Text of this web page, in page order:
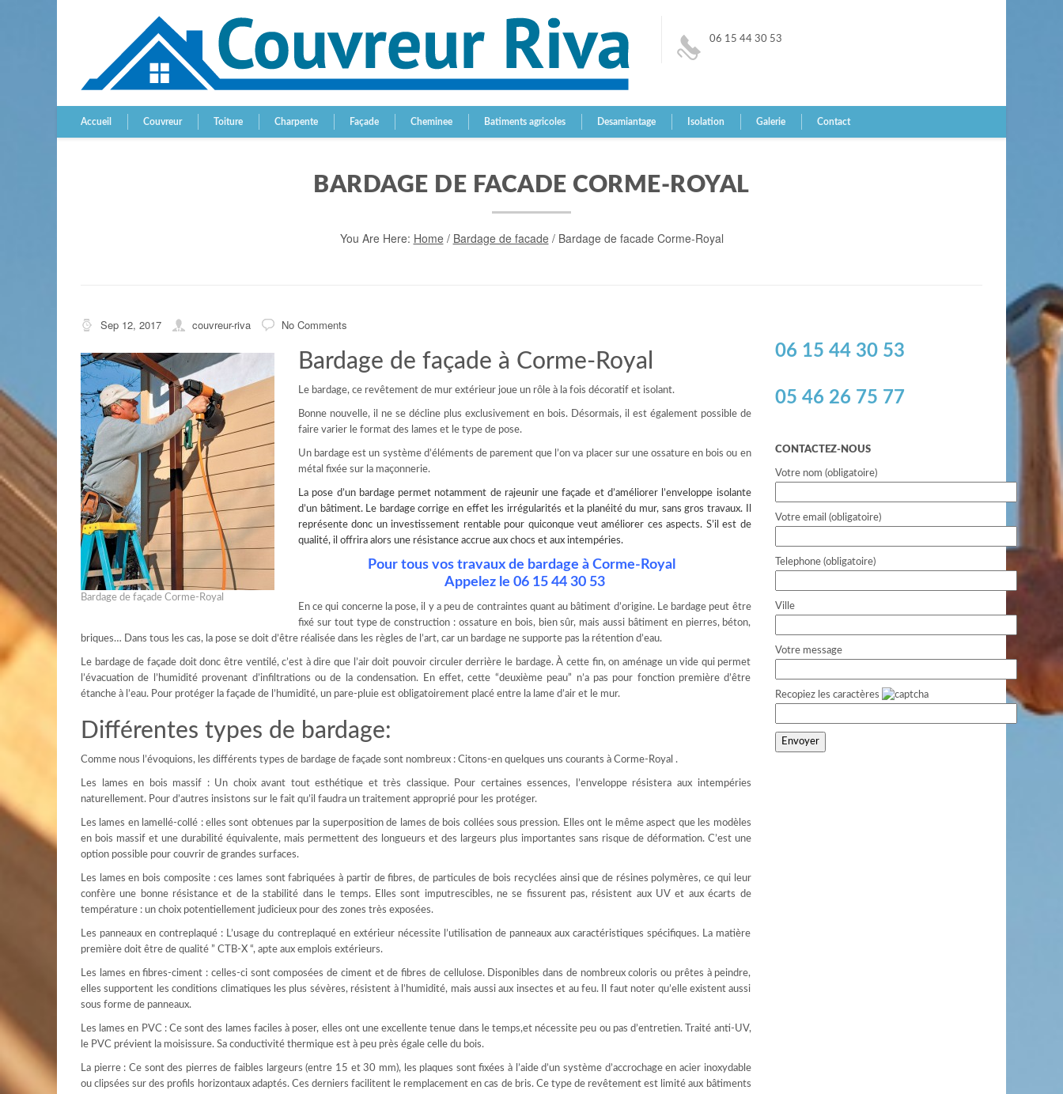
06 15 44 30 53
Accueil Couvreur Toiture Charpente Façade Cheminee Batiments agricoles Desamiantage Isolation Galerie Contact
BARDAGE DE FACADE CORME-ROYAL
You Are Here: Home/ Bardage de facade/ Bardage de facade Corme-Royal
Sep 12, 2017 couvreur-riva No Comments
Bardage de façade Corme-Royal
Bardage de façade à Corme-Royal
Le bardage, ce revêtement de mur extérieur joue un rôle à la fois décoratif et isolant.
Bonne nouvelle, il ne se décline plus exclusivement en bois. Désormais, il est également possible de
faire varier le format des lames et le type de pose.
Un bardage est un système d’éléments de parement que l’on va placer sur une ossature en bois ou en
métal fixée sur la maçonnerie.
La pose d’un bardagepermet notamment de rajeunir une façade et d’améliorer l’enveloppe isolante
d’un bâtiment. Le bardage corrige en effet les irrégularités et la planéité du mur, sans gros travaux. Il
représente donc un investissement rentable pour quiconque veut améliorer ces aspects. S’il est de
qualité, il offrira alors une résistance accrue aux chocs et aux intempéries.
Pour tous vos travaux de bardage à Corme-Royal
Appelez le 06 15 44 30 53
En ce qui concerne la pose, il y a peu de contraintes quant au bâtiment d’origine. Le bardage peut être
fixé sur tout type de construction : ossature en bois, bien sûr, mais aussi bâtiment en pierres, béton,
briques… Dans tous les cas, la pose se doit d’être réalisée dans les règles de l’art, car un bardage ne supporte pas la rétention d’eau.
Le bardage de façade doit donc être ventilé, c’est à dire que l’air doit pouvoir circuler derrière le bardage. À cette fin, on aménage un vide qui permet
l’évacuation de l’humidité provenant d’infiltrations ou de la condensation. En effet, cette “deuxième peau” n’a pas pour fonction première d’être
étanche à l’eau. Pour protéger la façade de l’humidité, un pare-pluie est obligatoirement placé entre la lame d’air et le mur.
Différentes types de bardage:
Comme nous l’évoquions, les différents types de bardage de façade sont nombreux : Citons-en quelques uns courants à Corme-Royal .
Les lames en bois massif : Un choix avant tout esthétique et très classique. Pour certaines essences, l’enveloppe résistera aux intempéries
naturellement. Pour d’autres insistons sur le fait qu’il faudra un traitement approprié pour les protéger.
Les lames en lamellé-collé : elles sont obtenues par la superposition de lames de bois collées sous pression. Elles ont le même aspect que les modèles
en bois massif et une durabilité équivalente, mais permettent des longueurs et des largeurs plus importantes sans risque de déformation. C’est une
option possible pour couvrir de grandes surfaces.
Les lames en bois composite : ces lames sont fabriquées à partir de fibres, de particules de bois recyclées ainsi que de résines polymères, ce qui leur
confère une bonne résistance et de la stabilité dans le temps. Elles sont imputrescibles, ne se fissurent pas, résistent aux UV et aux écarts de
température : un choix potentiellement judicieux pour des zones très exposées.
Les panneaux en contreplaqué : L’usage du contreplaqué en extérieur nécessite l’utilisation de panneaux aux caractéristiques spécifiques. La matière
première doit être de qualité ” CTB-X “, apte aux emplois extérieurs.
Les lames en fibres-ciment : celles-ci sont composées de ciment et de fibres de cellulose. Disponibles dans de nombreux coloris ou prêtes à peindre,
elles supportent les conditions climatiques les plus sévères, résistent à l’humidité, mais aussi aux insectes et au feu. Il faut noter qu’elle existent aussi
sous forme de panneaux.
Les lames en PVC : Ce sont des lames faciles à poser, elles ont une excellente tenue dans le temps,et nécessite peu ou pas d’entretien. Traité anti-UV,
le PVC prévient la moisissure. Sa conductivité thermique est à peu près égale celle du bois.
La pierre : Ce sont des pierres de faibles largeurs (entre 15 et 30 mm), les plaques sont fixées à l’aide d’un système d’accrochage en acier inoxydable
ou clipsées sur des profils horizontaux adaptés. Ces derniers facilitent le remplacement en cas de bris. Ce type de revêtement est limité aux bâtiments
06 15 44 30 53
05 46 26 75 77
CONTACTEZ-NOUS
Votre nom (obligatoire)
Votre email (obligatoire)
Telephone (obligatoire)
Ville
Votre message
Recopiez les caractères